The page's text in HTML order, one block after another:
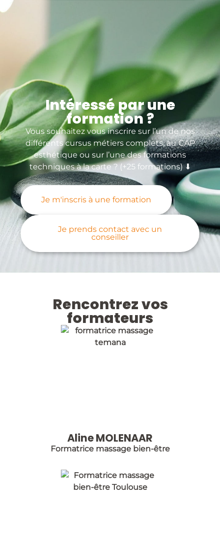
Intéressé par une
formation ?
Vous souhaitez vous inscrire sur l’un de nos
différents cursus métiers complets, au CAP
esthétique ou sur l’une des formations
techniques à la carte ? (+25 formations) ⬇
Je m'inscris à une formation
Je prends contact avec un
conseiller
Rencontrez vos
formateurs
Aline MOLENAAR
Formatrice massage bien-être